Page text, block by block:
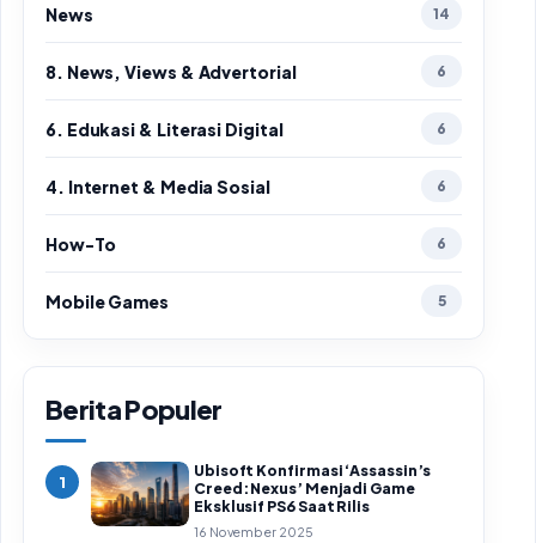
News 14
8. News, Views & Advertorial 6
6. Edukasi & Literasi Digital 6
4. Internet & Media Sosial 6
How-To 6
Mobile Games 5
Berita Populer
1
Ubisoft Konfirmasi ‘Assassin’s
Creed: Nexus’ Menjadi Game
Eksklusif PS6 Saat Rilis
16 November 2025